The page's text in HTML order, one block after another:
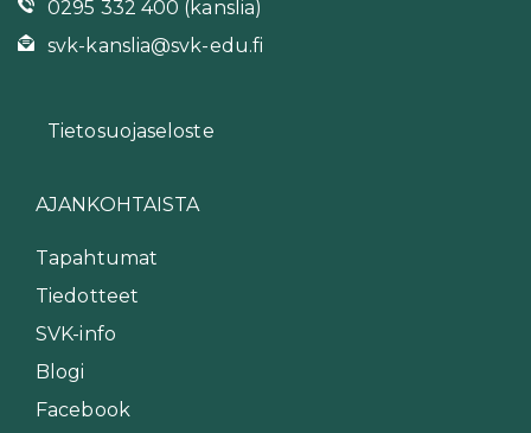
0295 332 400 (kanslia)
svk-kanslia@svk-edu.fi
Tietosuojaseloste
AJANKOHTAISTA
Tapahtumat
Tiedotteet
SVK-info
Blogi
Facebook